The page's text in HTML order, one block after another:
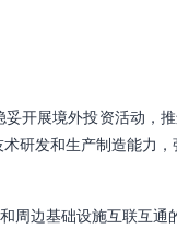
开展境外投资活动，
研发和生产制造能力
周边基础设施互联互